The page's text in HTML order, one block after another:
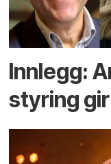
Innlegg:
styring